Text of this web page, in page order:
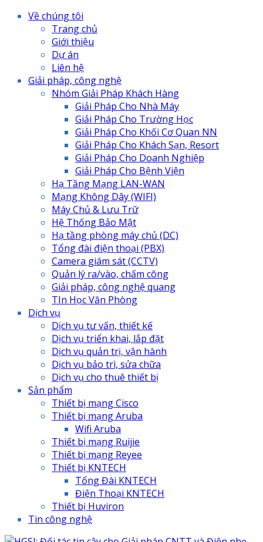
Về chúng tôi
Trang chủ
Giới thiệu
Dự án
Liên hệ
Giải pháp, công nghệ
Nhóm Giải Pháp Khách Hàng
Giải Pháp Cho Nhà Máy
Giải Pháp Cho Trường Học
Giải Pháp Cho Khối Cơ Quan NN
Giải Pháp Cho Khách Sạn, Resort
Giải Pháp Cho Doanh Nghiệp
Giải Pháp Cho Bệnh Viện
Hạ Tầng Mạng LAN-WAN
Mạng Không Dây (WIFI)
Máy Chủ & Lưu Trữ
Hệ Thống Bảo Mật
Hạ tầng phòng máy chủ (DC)
Tổng đài điện thoại (PBX)
Camera giám sát (CCTV)
Quản lý ra/vào, chấm công
Giải pháp, công nghệ quang
TIn Học Văn Phòng
Dịch vụ
Dịch vụ tư vấn, thiết kế
Dịch vụ triển khai, lắp đặt
Dịch vụ quản trị, vận hành
Dịch vụ bảo trì, sửa chữa
Dịch vụ cho thuê thiết bị
Sản phẩm
Thiết bị mạng Cisco
Thiết bị mạng Aruba
Wifi Aruba
Thiết bị mạng Ruijie
Thiết bị mạng Reyee
Thiết bị KNTECH
Tổng Đài KNTECH
Điện Thoại KNTECH
Thiết bị Huviron
Tin công nghệ